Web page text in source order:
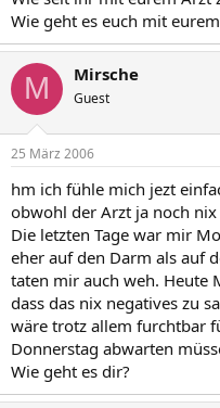
Wie geht es euch mit
M Mirsche
Guest
25 März 2006
hm ich fühle mich jezt
obwohl der Arzt ja noch
Die letzten Tage war mir
eher auf den Darm als auf
taten mir auch weh. Heute
dass das nix negatives zu
wäre trotz allem furchtbar
Donnerstag abwarten
Wie geht es dir?